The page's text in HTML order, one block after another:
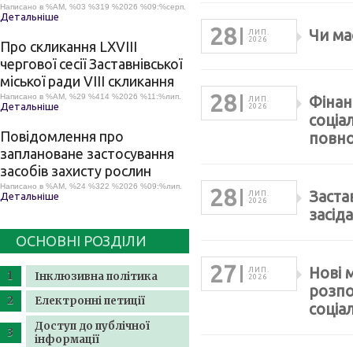
Написано в %AM, %03 %319 %2026 %09:%серп.
Детальніше
Про скликання LХVІІІ
чергової сесії Заставнівської
міської ради VIII скликання
Написано в %AM, %29 %414 %2026 %11:%лип.
Детальніше
Повідомлення про
заплановане застосування
засобів захисту рослин
Написано в %AM, %24 %322 %2026 %09:%лип.
Детальніше
ОСНОВНІ РОЗДІЛИ
Інклюзивна політика
Електронні петиції
Доступ до публічної
інформації
28
ЛИП.
2026
Чи
28
ЛИП.
2026
28
ЛИП.
2026
27
ЛИП.
2026
Нові